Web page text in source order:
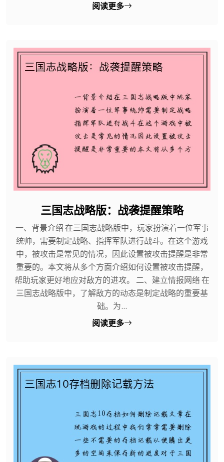
阅读更多
三国志战略版：战袭提醒策略
一、背景介绍 在三国志战略版中，玩家扮演着一位军事
统帅，需要制定战略、指挥军队进行战斗。在这个游戏
中，被攻击是常见的情况，因此设置被攻击提醒是非常
重要的。本文将从多个方面介绍如何设置被攻击提醒，
帮助玩家更好地应对敌方的进攻。 二、建立情报网络 在
三国志战略版中，了解敌方的动态是制定战略的重要基
础。为...
阅读更多